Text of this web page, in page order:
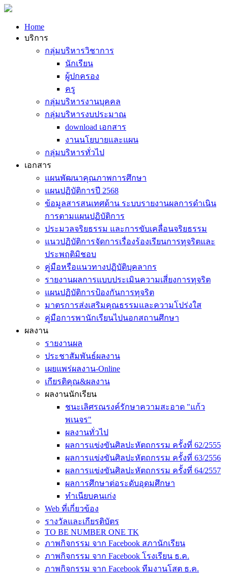
Home
บริการ
กลุ่มบริหารวิชาการ
นักเรียน
ผู้ปกครอง
ครู
กลุ่มบริหารงานบุคคล
กลุ่มบริหารงบประมาณ
download เอกสาร
งานนโยบายและแผน
กลุ่มบริหารทั่วไป
เอกสาร
แผนพัฒนาคุณภาพการศึกษา
แผนปฏิบัติการปี 2568
ข้อมูลสารสนเทศด้าน ระบบรายงานผลการดำเนิน
การตามแผนปฏิบัติการ
ประมวลจริยธรรม และการขับเคลื่อนจริยธรรม
แนวปฏิบัติการจัดการเรื่องร้องเรียนการทุจริตและ
ประพฤติมิชอบ
คู่มือหรือแนวทางปฏิบัติบุคลากร
รายงานผลการแบบประเมินความเสี่ยงการทุจริต
แผนปฏิบัติการป้องกันการทุจริต
มาตรการส่งเสริมคุณธรรมและความโปร่งใส
คู่มือการพานักเรียนไปนอกสถานศึกษา
ผลงาน
รายงานผล
ประชาสัมพันธ์ผลงาน
เผยแพร่ผลงาน-Online
เกียรติคุณ&ผลงาน
ผลงานนักเรียน
ชนะเลิศรณรงค์รักษาความสะอาด "แก้ว
พเนจร"
ผลงานทั่วไป
ผลการแข่งขันศิลปะหัตถกรรม ครั้งที่ 62/2555
ผลการแข่งขันศิลปะหัตถกรรม ครั้งที่ 63/2556
ผลการแข่งขันศิลปะหัตถกรรม ครั้งที่ 64/2557
ผลการศึกษาต่อระดับอุดมศึกษา
ทำเนียบคนเก่ง
Web ที่เกี่ยวข้อง
รางวัลและเกียรติบัตร
TO BE NUMBER ONE TK
ภาพกิจกรรม จาก Facebook สภานักเรียน
ภาพกิจกรรม จาก Facebook โรงเรียน ธ.ค.
ภาพกิจกรรม จาก Facebook ทีมงานโสต ธ.ค.